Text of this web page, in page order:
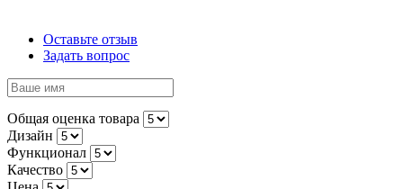
Оставьте отзыв
Задать вопрос
Общая оценка товара
Дизайн
Функционал
Качество